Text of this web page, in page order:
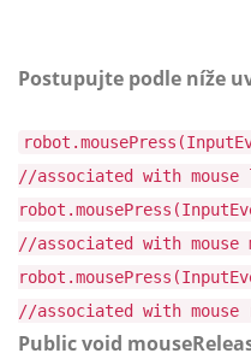
Postupujte podle níže
//associated with
//associated with
//associated with
Public void